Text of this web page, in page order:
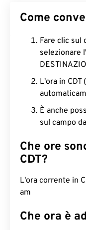
Come
Fare clic sul
selezionare
L'ora in CDT
È anche
sul campo
Che ore
CDT?
L'ora corrente in
am
Che ora è